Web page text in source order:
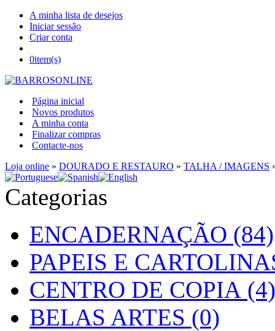
A minha lista de desejos
Iniciar sessão
Criar conta
0item(s)
Página inicial
Novos produtos
A minha conta
Finalizar compras
Contacte-nos
Loja online » DOURADO E RESTAURO » TALHA / IMAGENS
Categorias
ENCADERNAÇÃO (84)
PAPEIS E
CENTRO DE COPIA (4)
BELAS ARTES (0)